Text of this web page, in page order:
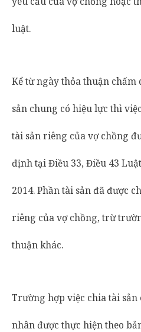
luật.
Kể từ ngày thỏa thuận
sản chung có hiệu lực thì
tài sản riêng của vợ chồng
định tại Điều 33, Điều 43
2014. Phần tài sản đã được
riêng của vợ chồng, trừ
thuận khác.
Trường hợp việc chia tài
nhân được thực hiện theo